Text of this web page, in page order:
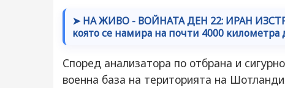
➤ НА ЖИВО - ВОЙНАТА ДЕН 22: ИРАН
която се намира на почти 4000
Според анализатора по отбрана и
военна база на територията на